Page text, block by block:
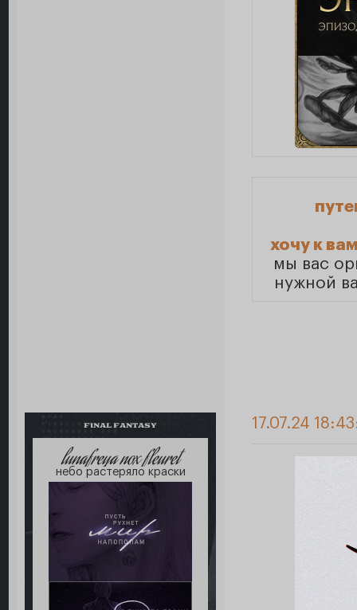
хочу к
мы вас
нужной
FINAL FANTASY
lunafreya nox fleuret
небо растеряло краски
17.07.24